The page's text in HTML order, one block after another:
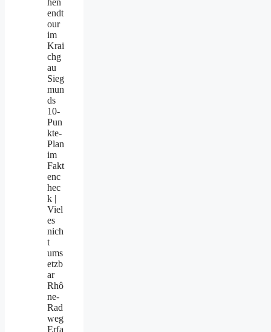
endt
our
im
Krai
chg
au
Sieg
mun
ds
10-
Pun
kte-
Plan
im
Fakt
enc
hec
k |
Viel
es
nich
t
ums
etzb
ar
Rhô
ne-
Rad
weg
Erfa